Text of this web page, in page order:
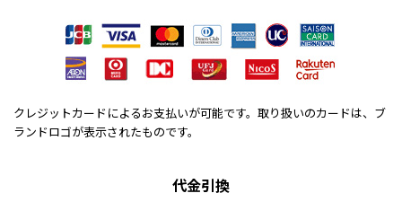
クレジットカードによるお支払いが可能です。取り扱いのカードは、ブ
ランドロゴが表示されたものです。
代金引換